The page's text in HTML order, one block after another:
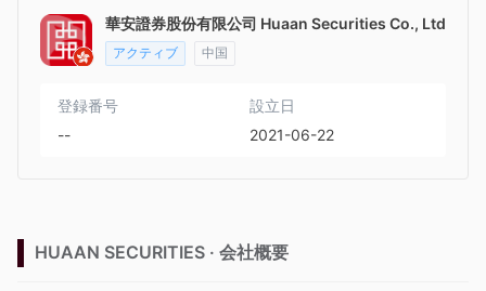
華安證券股份有限公司 Huaan Securities Co., Ltd
アクティブ 中国
登録番号
--
設立日
2021-06-22
HUAAN SECURITIES · 会社概要